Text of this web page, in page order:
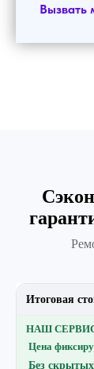
Вызвать
Итоговая
Цена
Без